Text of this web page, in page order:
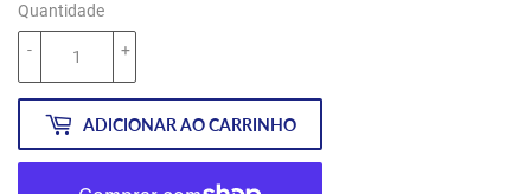
Quantidade
+
-
ADICIONAR AO CARRINHO